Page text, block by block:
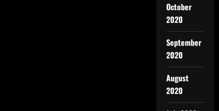
October
2020
September
2020
August
2020